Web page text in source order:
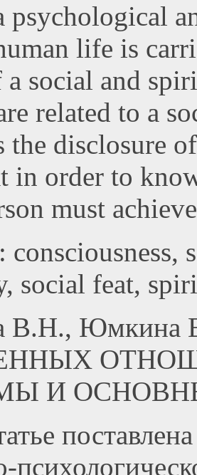
psychological
life is
a social and
related to a
the disclosure
in order to
must
consciousness,
social feat,
В.Н.,
И